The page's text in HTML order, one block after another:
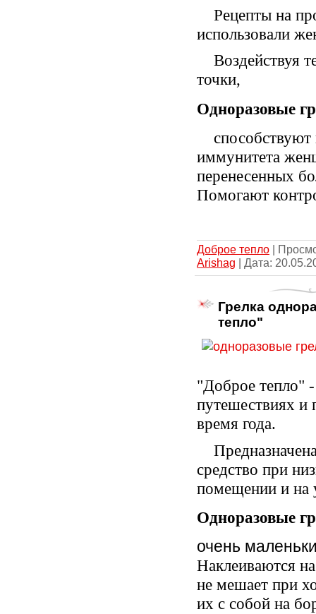
Рецепты на
использовали
Воздействуя
точки,
Одноразовые
способствуют
иммунитета
перенесенных
Помогают
Доброе тепло |
Arishag | Дата:
Грелка
тепло"
"Доброе тепло"
путешествиях и
время года.
средство при
помещении и на
Одноразовые
очень
Наклеиваются
не мешает при
их с собой на